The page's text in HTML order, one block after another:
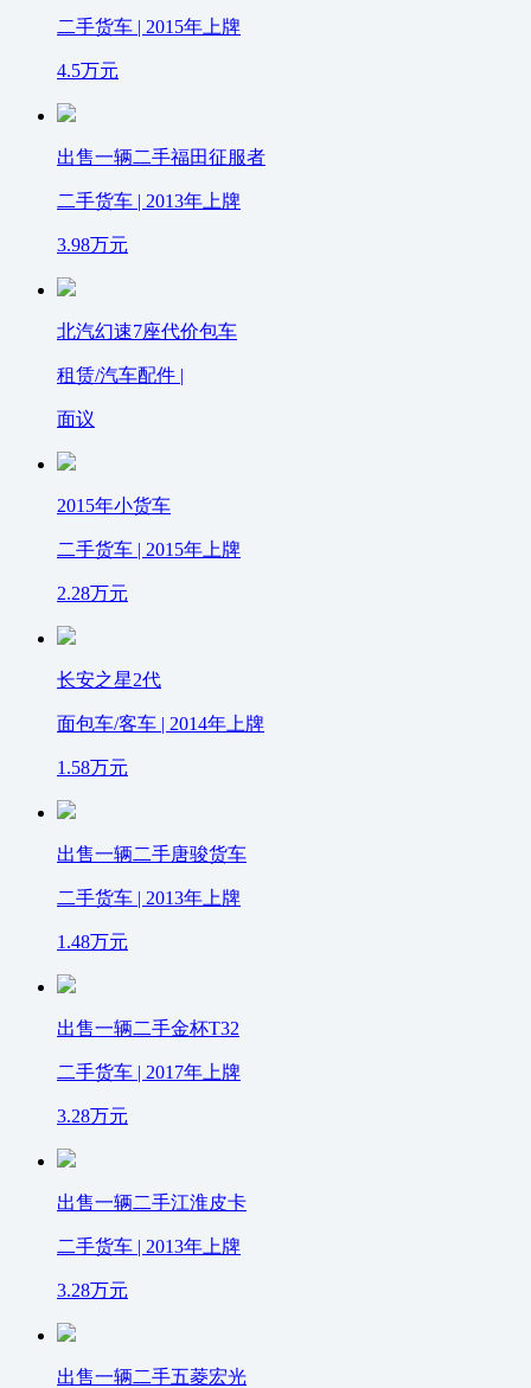
二手货车 | 2015年上牌
4.5万元
出售一辆二手福田征服者
二手货车 | 2013年上牌
3.98万元
北汽幻速7座代价包车
租赁/汽车配件 |
面议
2015年小货车
二手货车 | 2015年上牌
2.28万元
长安之星2代
面包车/客车 | 2014年上牌
1.58万元
出售一辆二手唐骏货车
二手货车 | 2013年上牌
1.48万元
出售一辆二手金杯T32
二手货车 | 2017年上牌
3.28万元
出售一辆二手江淮皮卡
二手货车 | 2013年上牌
3.28万元
出售一辆二手五菱宏光